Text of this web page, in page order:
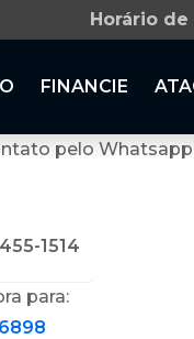
Horário
FINANCIE
pelo
1514
para:
6898